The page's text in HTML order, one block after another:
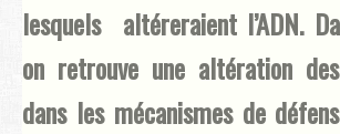
lesquels altéreraient l’ADN.
on retrouve une altération
dans les mécanismes de